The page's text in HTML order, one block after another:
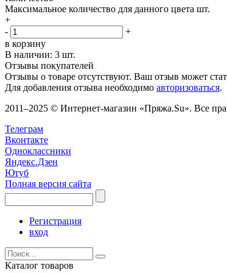
Максимальное количество для данного цвета шт.
+
-
+
в корзину
В наличии: 3 шт.
Отзывы покупателей
Отзывы о товаре отсутствуют. Ваш отзыв может
Для добавления отзыва необходимо авторизоваться.
2011–2025 © Интернет-магазин «Пряжа.Su». Все
Телеграм
Вконтакте
Одноклассники
Яндекс.Дзен
Ютуб
Полная версия сайта
Регистрация
вход
Каталог товаров